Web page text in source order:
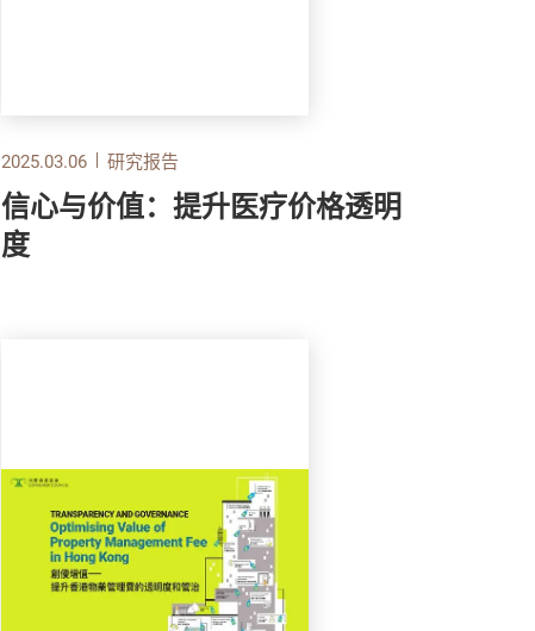
2025.03.06 研究报告
信心与价值：提升医疗价格透明
度